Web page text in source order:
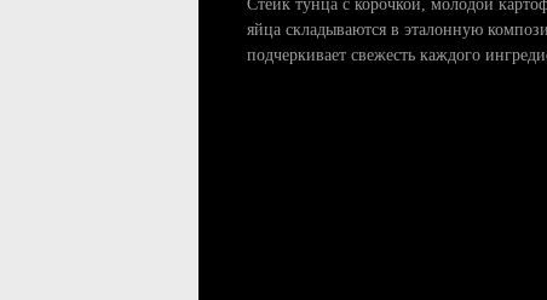
Стейк тунца с корочкой, молодой
яйца складываются в эталонную
подчеркивает свежесть каждого